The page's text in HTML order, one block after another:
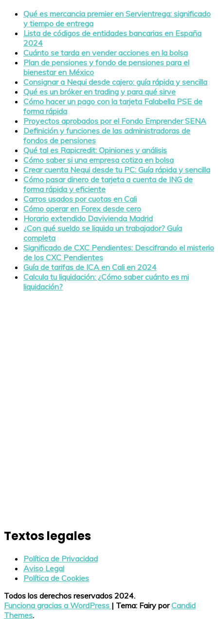
Qué es mercancia premier en Servientrega: significado
y tiempo de entrega
Lista de códigos de entidades bancarias en España
2024
Cuánto se tarda en vender acciones en la bolsa
Plan de pensiones y fondo de pensiones para el
bienestar en México
Consignar a Nequi desde cajero: guía rápida y sencilla
Qué es un bróker en trading y para qué sirve
Cómo hacer un pago con la tarjeta Falabella PSE de
forma rápida
Proyectos aprobados por el Fondo Emprender SENA
Definición y funciones de las administradoras de
fondos de pensiones
Qué tal es Rapicredit: Opiniones y análisis
Cómo saber si una empresa cotiza en bolsa
Crear cuenta Nequi desde tu PC: Guía rápida y sencilla
Cómo pasar dinero de tarjeta a cuenta de ING de
forma rápida y eficiente
Carros usados por cuotas en Cali
Cómo operar en Forex desde cero
Horario extendido Davivienda Madrid
¿Con qué sueldo se liquida un trabajador? Guía
completa
Significado de CXC Pendientes: Descifrando el misterio
de los CXC Pendientes
Guía de tarifas de ICA en Cali en 2024
Calcula tu liquidación: ¿Cómo saber cuánto es mi
liquidación?
Textos legales
Política de Privacidad
Aviso Legal
Política de Cookies
Todos los derechos reservados 2024.
Funciona gracias a WordPress | Tema: Fairy porCandid
Themes.